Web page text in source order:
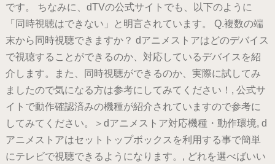
です。 ちなみに、dTVの公式サイトでも、以下のように
「同時視聴はできない」と明言されています。 Q.複数の端
末から同時視聴できますか？ dアニメストアはどのデバイス
で視聴することができるのか、対応しているデバイスを紹
介します。また、同時視聴ができるのか、実際に試してみ
ましたので気になる方は参考にしてみてください！, 公式サ
イトで動作確認済みの機種が紹介されていますので参考に
してみてください。＞dアニメストア対応機種・動作環境, d
アニメストアはセットトップボックスを利用する事で簡単
にテレビで視聴できるようになります。, どれを選べばいい